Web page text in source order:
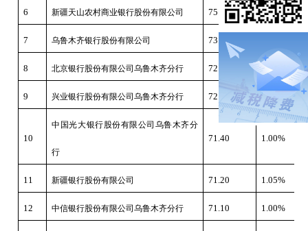
6 新疆天山农村商业银行股份有限公司 75.00 1.05%
7 乌鲁木齐银行股份有限公司 73.40
8 北京银行股份有限公司乌鲁木齐分行 72.70 1.05%
9 兴业银行股份有限公司乌鲁木齐分行 72.00 1.00%
10
中国光大银行股份有限公司乌鲁木齐分
行
71.40 1.00%
11 新疆银行股份有限公司 71.20 1.05%
12 中信银行股份有限公司乌鲁木齐分行 71.10 1.00%